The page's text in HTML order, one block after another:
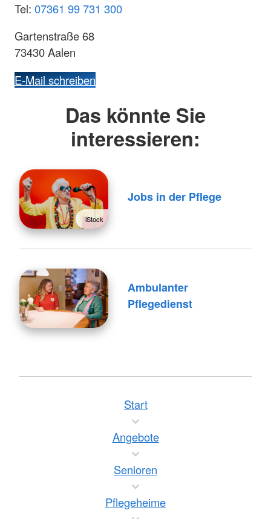
Tel: 07361 99 731 300
Gartenstraße 68
73430 Aalen
E-Mail schreiben
Das könnte Sie
interessieren:
iStock
Jobs in der Pflege
Ambulanter
Pflegedienst
Start
Angebote
Senioren
Pflegeheime